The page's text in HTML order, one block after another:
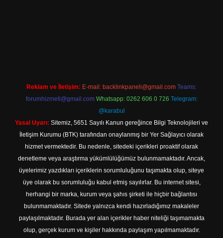
Reklam ve İletişim: E-mail: backlinkpaneli@gmail.com Teams:
forumhizmeti@gmail.com Whatsapp: 0262 606 0 726 Telegram:
@karabul
Yasal Uyarı: Sitemiz, 5651 Sayılı Kanun gereğince Bilgi Teknolojileri ve
İletişim Kurumu (BTK) tarafından onaylanmış bir Yer Sağlayıcı olarak
hizmet vermektedir. Bu nedenle, sitedeki içerikleri proaktif olarak
denetleme veya araştırma yükümlülüğümüz bulunmamaktadır. Ancak,
üyelerimiz yazdıkları içeriklerin sorumluluğunu taşımakta olup, siteye
üye olarak bu sorumluluğu kabul etmiş sayılırlar. Bu internet sitesi,
herhangi bir marka, kurum veya şahıs şirketi ile hiçbir bağlantısı
bulunmamaktadır. Sitede yalnızca kendi hazırladığımız makaleler
paylaşılmaktadır. Burada yer alan içerikler haber niteliği taşımamakta
olup, gerçek kurum ve kişiler hakkında paylaşım yapılmamaktadır.